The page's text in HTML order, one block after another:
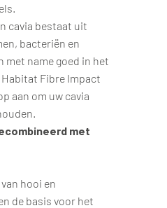
cavia bestaat uit
bacteriën en
met name goed in het
Fibre Impact
aan om uw cavia
met
hooi en
de basis voor het